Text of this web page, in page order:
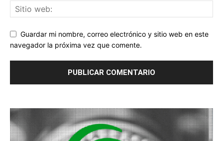
Guardar mi nombre, correo electrónico y sitio web en este
navegador la próxima vez que comente.